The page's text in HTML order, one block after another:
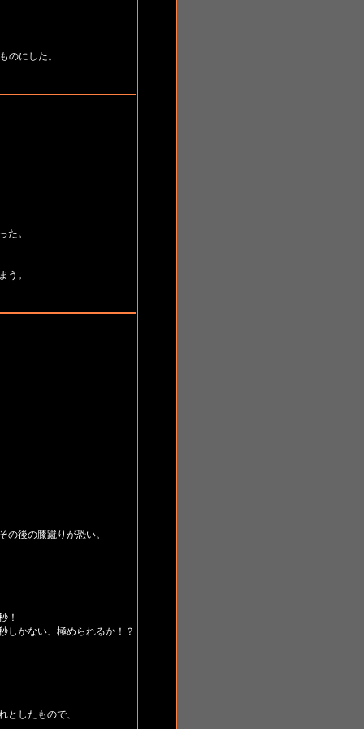
のにした。
た。
う。
後の膝蹴りが恐い。
！
かない、極められるか！？
したもので、